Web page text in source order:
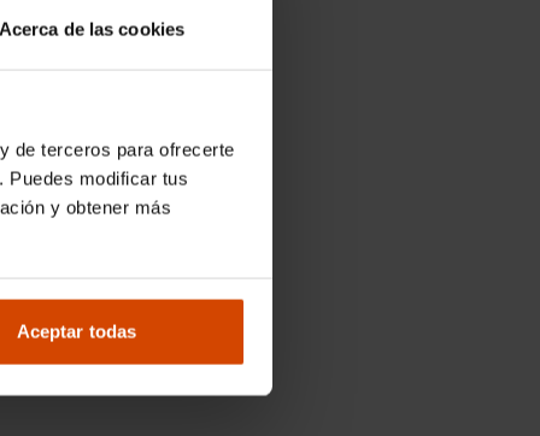
Acerca de las cookies
de terceros para ofrecerte
Puedes modificar tus
y obtener más
Aceptar todas